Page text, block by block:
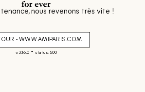
nous revenons très vite !
- WWW.AMIPARIS.COM
v. 3.16.0- status: 500